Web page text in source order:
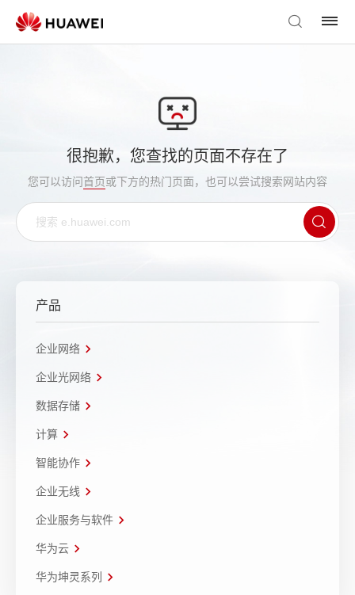
很抱歉，您查找的页面不存在了
您可以访问首页或下方的热门页面，也可以尝试搜索网站内容
产品
企业网络
企业光网络
数据存储
计算
智能协作
企业无线
企业服务与软件
华为云
华为坤灵系列